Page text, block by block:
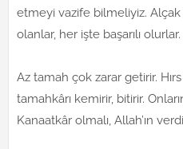
etmeyi vazife bilmeliyiz.
olanlar, her işte başarılı olurlar.
Az tamah çok zarar getirir.
tamahkârı kemirir, bitirir.
Kanaatkâr olmalı, Allah’ın